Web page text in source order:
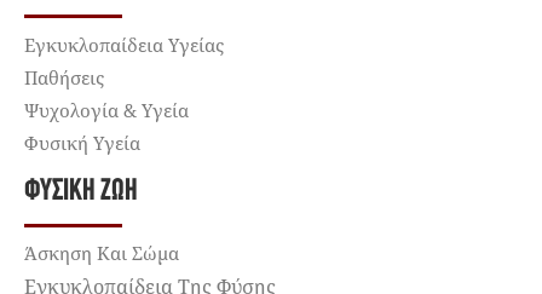
Εγκυκλοπαίδεια Υγείας
Παθήσεις
Ψυχολογία & Υγεία
Φυσική Υγεία
ΦΥΣΙΚΉ ΖΩΉ
Άσκηση Και Σώμα
Εγκυκλοπαίδεια Της Φύσης